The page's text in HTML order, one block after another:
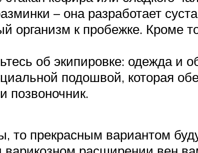
– она разработает
организм к пробежке. Кроме
об экипировке: одежда
подошвой, которая
позвоночник.
то прекрасным вариантом